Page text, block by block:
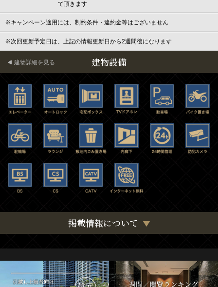
て頂きます
※キャンペーン適用には、制約条件・違約金等はございません
※次回更新予定日は、上記の情報更新日から2週間後になります
建物設備
建物詳細を見る
掲載情報について